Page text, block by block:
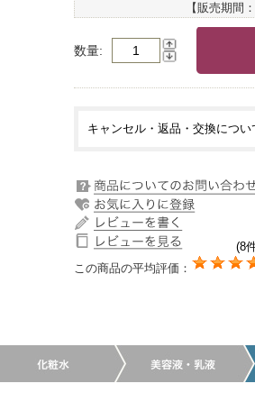
【販売期間：
数量
キャンセル・返品・交換につい
(8
この商品の平均評価：